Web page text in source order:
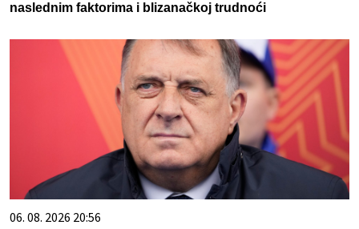
naslednim faktorima i blizanačkoj trudnoći
06. 08. 2026 20:56